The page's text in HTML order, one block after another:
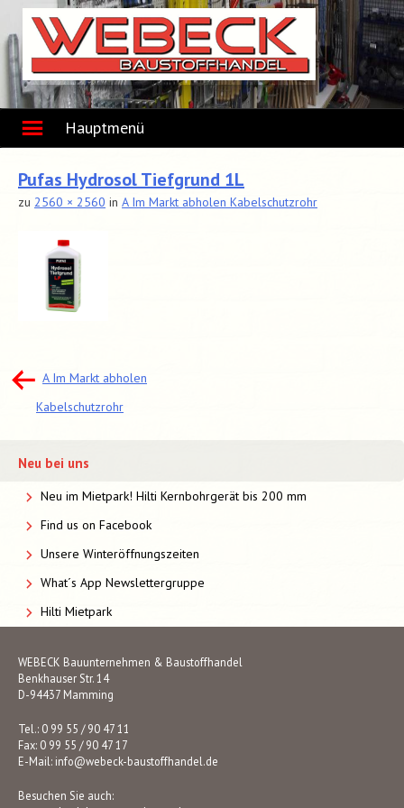
content
Hauptmenü
Pufas Hydrosol Tiefgrund 1L
zu 2560 × 2560 in A Im Markt abholen Kabelschutzrohr
Beitragsnavigation
A Im Markt abholen
Kabelschutzrohr
Neu bei uns
Neu im Mietpark! Hilti Kernbohrgerät bis 200 mm
Find us on Facebook
Unsere Winteröffnungszeiten
What´s App Newslettergruppe
Hilti Mietpark
WEBECK Bauunternehmen & Baustoffhandel
Benkhauser Str. 14
D-94437 Mamming
Tel.: 0 99 55 / 90 47 11
Fax: 0 99 55 / 90 47 17
E-Mail: info@webeck-baustoffhandel.de
Besuchen Sie auch: